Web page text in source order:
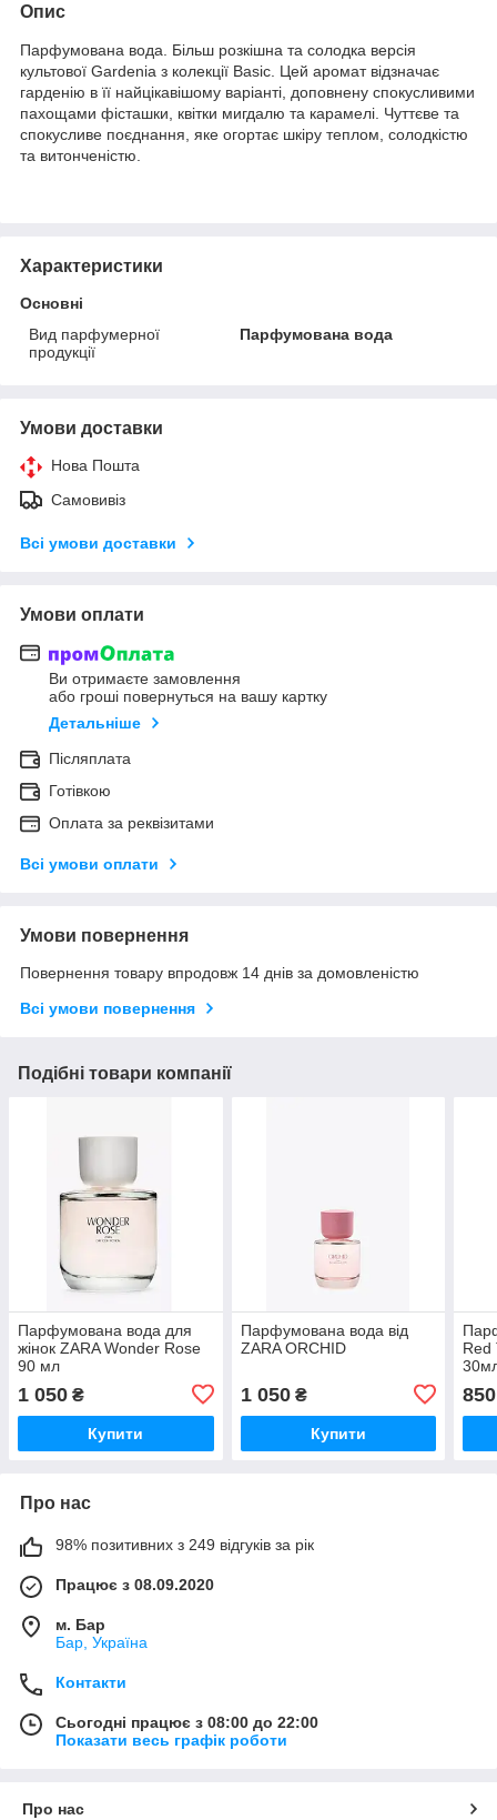
Опис
Парфумована вода. Більш розкішна та солодка версія
культової Gardenia з колекції Basic. Цей аромат відзначає
гарденію в її найцікавішому варіанті, доповнену спокусливими
пахощами фісташки, квітки мигдалю та карамелі. Чуттєве та
спокусливе поєднання, яке огортає шкіру теплом, солодкістю
та витонченістю.
Характеристики
Основні
Вид парфумерної
продукції
Парфумована вода
Умови доставки
Нова Пошта
Самовивіз
Всі умови доставки
Умови оплати
Ви отримаєте замовлення
або гроші повернуться на вашу картку
Детальніше
Післяплата
Готівкою
Оплата за реквізитами
Всі умови оплати
Умови повернення
Повернення товару впродовж 14 днів за домовленістю
Всі умови повернення
Подібні товари компанії
Парфумована вода для
жінок ZARA Wonder Rose
90 мл
1 050 ₴
Купити
Парфумована вода від
ZARA ORCHID
1 050₴
Купити
Red
850
Про нас
98% позитивних з 249 відгуків за рік
Працює з 08.09.2020
м. Бар
Бар, Україна
Контакти
Сьогодні працює з 08:00 до 22:00
Показати весь графік роботи
Про нас